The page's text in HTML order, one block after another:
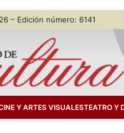
– Edición número: 6141
Y ARTES VISUALESTEATRO Y